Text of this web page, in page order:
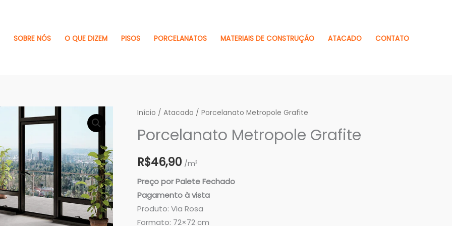
SOBRE NÓS O QUE DIZEM PISOS PORCELANATOS MATERIAIS DE CONSTRUÇÃO ATACADO CONTATO
Início / Atacado / Porcelanato Metropole Grafite
Porcelanato Metropole Grafite
R$46,90 /m²
Preço por Palete Fechado
Pagamento à vista
Produto: Via Rosa
Formato: 72×72 cm
Porcelanato
Grafite
quantidade